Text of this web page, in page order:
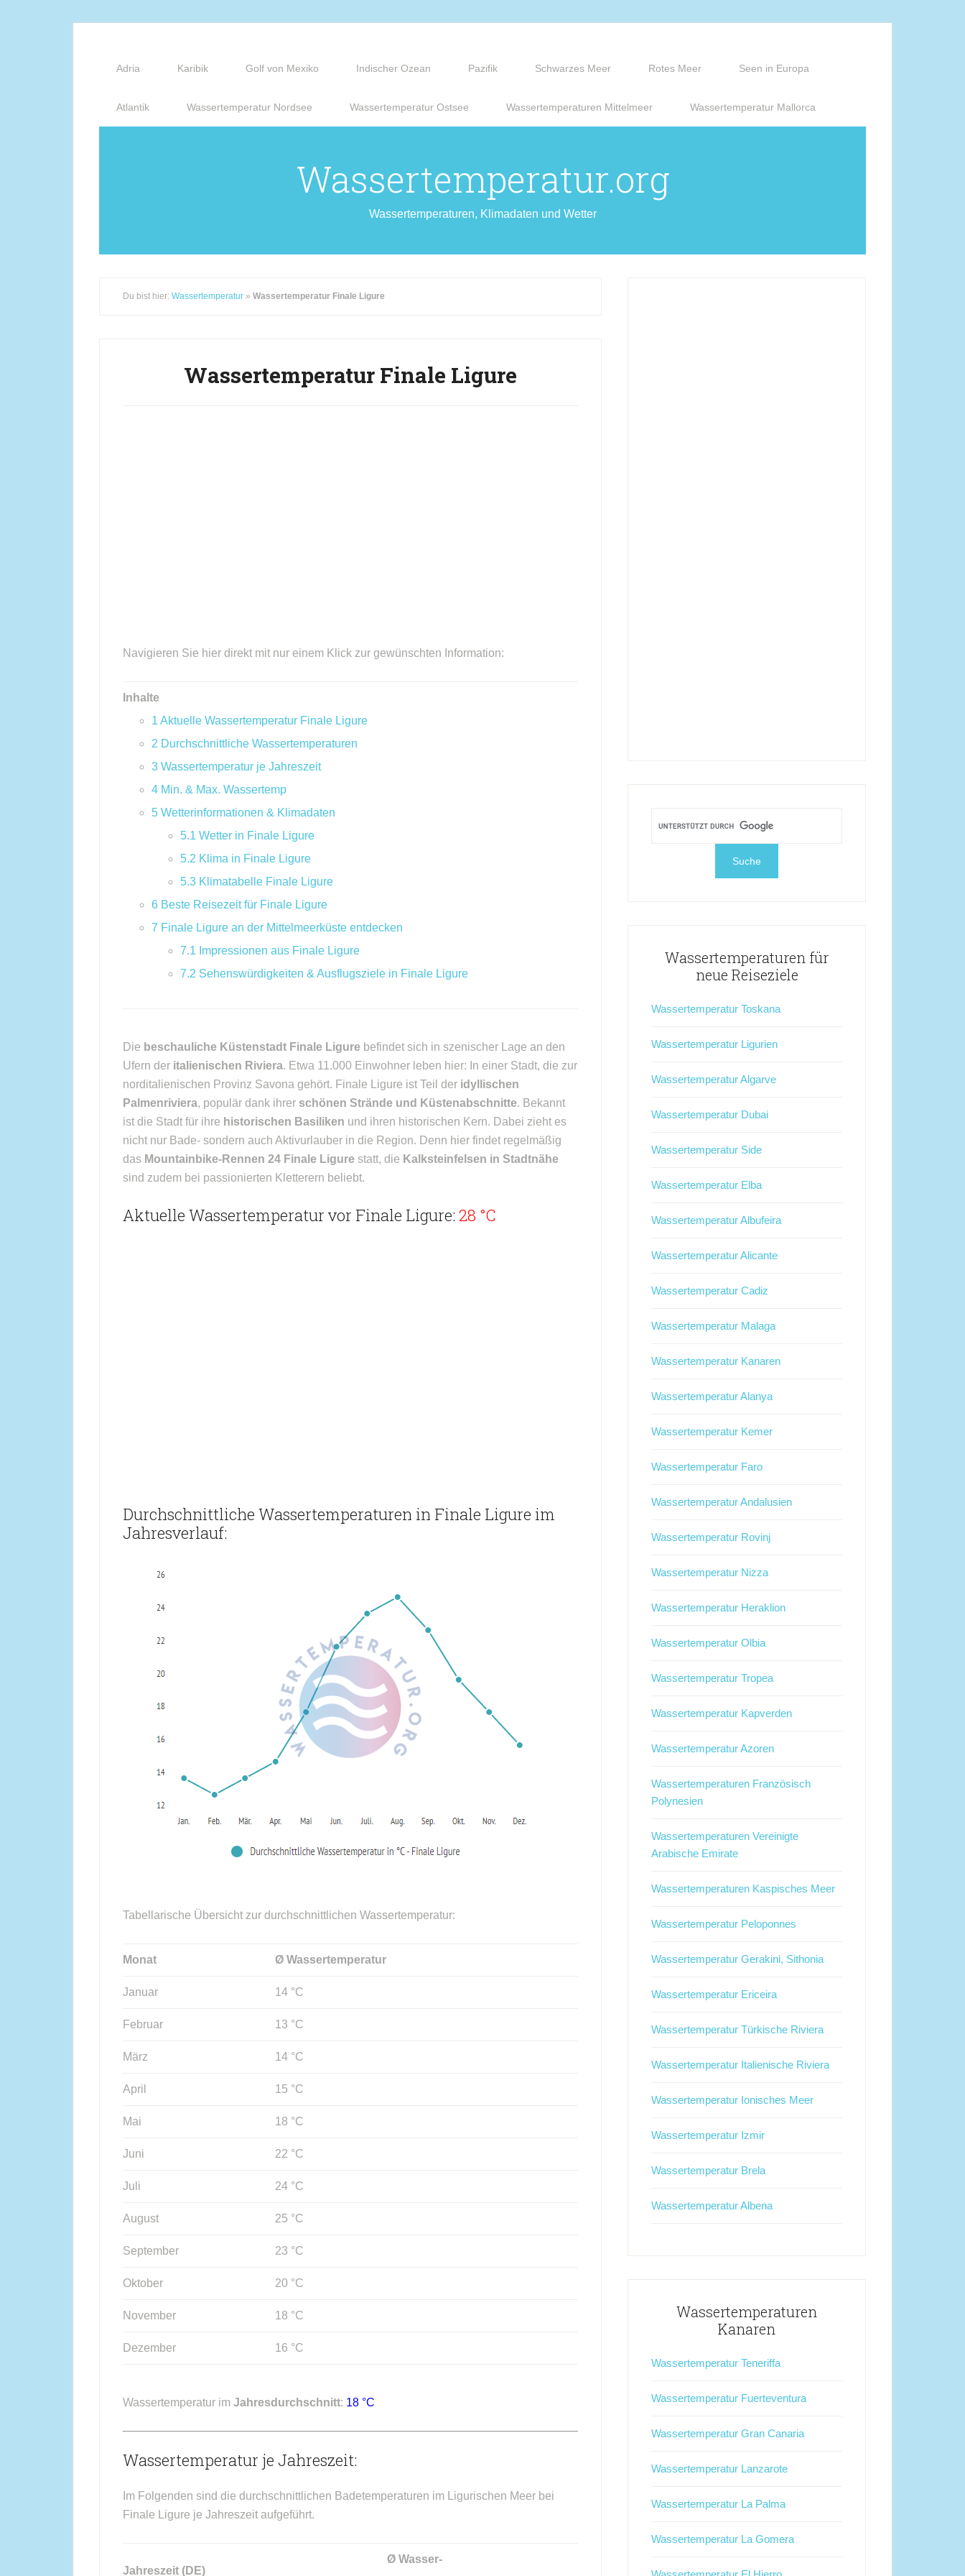
Adria Karibik Golf von Mexiko Indischer Ozean Pazifik Schwarzes Meer Rotes Meer Seen in Europa
Atlantik Wassertemperatur Nordsee Wassertemperatur Ostsee Wassertemperaturen Mittelmeer Wassertemperatur Mallorca
Wassertemperatur.org
Wassertemperaturen, Klimadaten und Wetter
Du bist hier: Wassertemperatur » Wassertemperatur Finale Ligure
Wassertemperatur Finale Ligure
Navigieren Sie hier direkt mit nur einem Klick zur gewünschten Information:
Inhalte
1 Aktuelle Wassertemperatur Finale Ligure
2 Durchschnittliche Wassertemperaturen
3 Wassertemperatur je Jahreszeit
4 Min. & Max. Wassertemp
5 Wetterinformationen & Klimadaten
5.1 Wetter in Finale Ligure
5.2 Klima in Finale Ligure
5.3 Klimatabelle Finale Ligure
6 Beste Reisezeit für Finale Ligure
7 Finale Ligure an der Mittelmeerküste entdecken
7.1 Impressionen aus Finale Ligure
7.2 Sehenswürdigkeiten & Ausflugsziele in Finale Ligure
Die beschauliche Küstenstadt Finale Ligure befindet sich in szenischer Lage an den
Ufern der italienischen Riviera. Etwa 11.000 Einwohner leben hier: In einer Stadt, die zur
norditalienischen Provinz Savona gehört. Finale Ligure ist Teil der idyllischen
Palmenriviera, populär dank ihrer schönen Strände und Küstenabschnitte. Bekannt
ist die Stadt für ihre historischen Basiliken und ihren historischen Kern. Dabei zieht es
nicht nur Bade- sondern auch Aktivurlauber in die Region. Denn hier findet regelmäßig
das Mountainbike-Rennen 24 Finale Ligure statt, die Kalksteinfelsen in Stadtnähe
sind zudem bei passionierten Kletterern beliebt.
Aktuelle Wassertemperatur vor Finale Ligure: 28 °C
Durchschnittliche Wassertemperaturen in Finale Ligure im
Jahresverlauf:
Tabellarische Übersicht zur durchschnittlichen Wassertemperatur:
Monat Ø Wassertemperatur
Januar 14 °C
Februar 13 °C
März 14 °C
April 15 °C
Mai 18 °C
Juni 22 °C
Juli 24 °C
August 25 °C
September 23 °C
Oktober 20 °C
November 18 °C
Dezember 16 °C
Wassertemperatur im Jahresdurchschnitt: 18 °C
Wassertemperatur je Jahreszeit:
Im Folgenden sind die durchschnittlichen Badetemperaturen im Ligurischen Meer bei
Finale Ligure je Jahreszeit aufgeführt.
Jahreszeit (DE)
Ø Wasser-
Wassertemperaturen für
neue Reiseziele
Wassertemperatur Toskana
Wassertemperatur Ligurien
Wassertemperatur Algarve
Wassertemperatur Dubai
Wassertemperatur Side
Wassertemperatur Elba
Wassertemperatur Albufeira
Wassertemperatur Alicante
Wassertemperatur Cadiz
Wassertemperatur Malaga
Wassertemperatur Kanaren
Wassertemperatur Alanya
Wassertemperatur Kemer
Wassertemperatur Faro
Wassertemperatur Andalusien
Wassertemperatur Rovinj
Wassertemperatur Nizza
Wassertemperatur Heraklion
Wassertemperatur Olbia
Wassertemperatur Tropea
Wassertemperatur Kapverden
Wassertemperatur Azoren
Wassertemperaturen Französisch
Polynesien
Wassertemperaturen Vereinigte
Arabische Emirate
Wassertemperaturen Kaspisches Meer
Wassertemperatur Peloponnes
Wassertemperatur Gerakini, Sithonia
Wassertemperatur Ericeira
Wassertemperatur Türkische Riviera
Wassertemperatur Italienische Riviera
Wassertemperatur Ionisches Meer
Wassertemperatur Izmir
Wassertemperatur Brela
Wassertemperatur Albena
Wassertemperaturen
Kanaren
Wassertemperatur Teneriffa
Wassertemperatur Fuerteventura
Wassertemperatur Gran Canaria
Wassertemperatur Lanzarote
Wassertemperatur La Palma
Wassertemperatur La Gomera